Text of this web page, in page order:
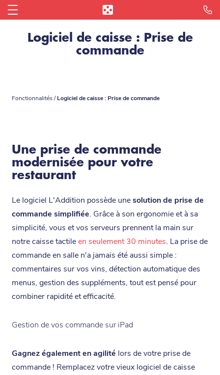
La Caisse Enregistreuse iPad
Le Reporting
Nos TPE
Je veux un devis !
Blog des restaurateurs
Me connecter
Logiciel de caisse : Prise de
commande
Fonctionnalités/Logiciel de caisse : Prise de commande
Une prise de commande
modernisée pour votre
restaurant
Le logiciel L'Addition possède unesolution de prise de
commande simplifiée. Grâce à son ergonomie et à sa
simplicité, vous et vos serveurs prennent la main sur
notre caisse tactileen seulement 30 minutes. La prise de
commande en salle n'a jamais été aussi simple :
commentaires sur vos vins, détection automatique des
menus, gestion des suppléments, tout est pensé pour
combiner rapidité et efficacité.
Gestion de vos commande sur iPad
Gagnez également en agilité lors de votre prise de
commande ! Remplacez votre vieux logiciel de caisse